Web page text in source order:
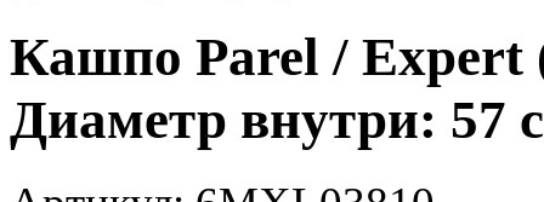
Кашпо Parel / Expert
Диаметр внутри: 57